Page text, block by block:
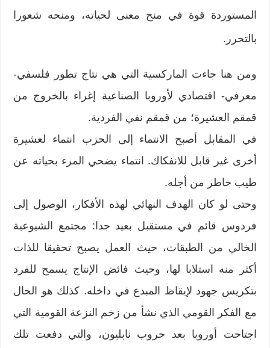
المستوردة قوة في منح معنى لحياته، ومنحه شعورا
بالتحرر.
ومن هنا جاءت الماركسية التي هي نتاج تطور فلسفي-
معرفي- اقتصادي لأوروبا الصناعية إغراء بالخروج من
قمقم العشيرة؛ من قمقم نفي الفردية.
في المقابل أصبح الانتماء إلى الحزب انتماء لعشيرة
أخرى غير قابل للانفكاك. انتماء يضحي المرء بحياته عن
طيب خاطر من أجله.
وحتى لو كان الهدف النهائي لهذه الأفكار، الوصول إلى
فردوس قائم في مستقبل بعيد جدا: مجتمع الشيوعية
الخالي من الطبقات، حيث العمل يصبح تحقيقا للذات
أكثر منه استلابا لها، وحيث فائض الإنتاج يسمح للفرد
بتكريس جهود لإيقاظ المبدع في داخله. كذلك هو الحال
مع الفكر القومي الذي نشأ من زخم النزعة القومية التي
اجتاحت أوروبا بعد حروب نابليون، والتي دفعت تلك